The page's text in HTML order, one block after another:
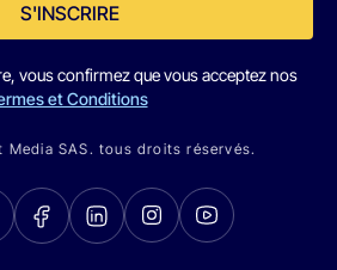
S'INSCRIRE
vous confirmez que vous acceptez nos
et Conditions
Media SAS. tous droits réservés.